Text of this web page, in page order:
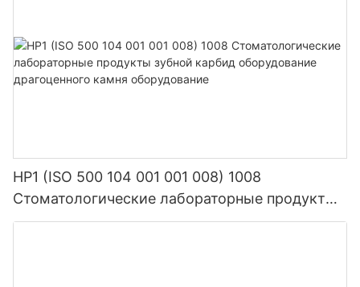
HP1 (ISO 500 104 001 001 008) 1008
Стоматологические лабораторные продукты
зубной карбид оборудование драгоценного